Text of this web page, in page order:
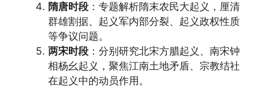
隋唐时段 ：专题解析隋末农民大起义，厘清
群雄割据、起义军内部分裂、起义政权性质
等争议问题。
两宋时段 ：分别研究北宋方腊起义、南宋钟
相杨幺起义，聚焦江南土地矛盾、宗教结社
在起义中的动员作用。